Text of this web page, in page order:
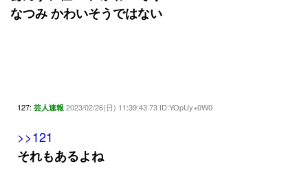
なつみ かわいそうではない
127: 芸人速報 2023/02/26(日) 11:39:43.73 ID:YOpUy+0W0
>>121
それもあるよね